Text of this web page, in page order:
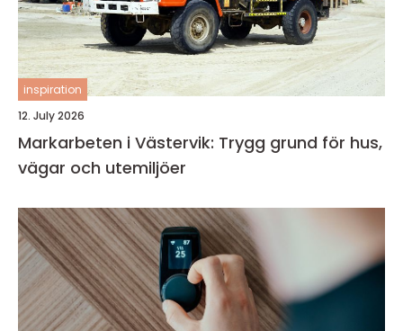
inspiration
12. July 2026
Markarbeten i Västervik: Trygg grund för hus,
vägar och utemiljöer